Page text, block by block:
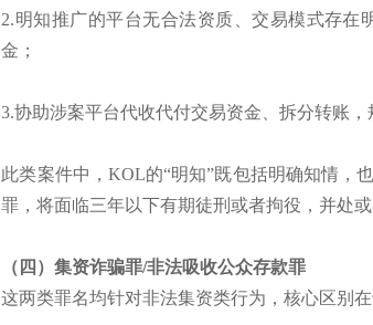
2.明知推广的平台无合法资质、交易模式存在
金；
3.协助涉案平台代收代付交易资金、拆分转账
此类案件中，KOL的“明知”既包括明确知情，
罪，将面临三年以下有期徒刑或者拘役，并处
（四）集资诈骗罪/非法吸收公众存款罪
这两类罪名均针对非法集资类行为，核心区别在